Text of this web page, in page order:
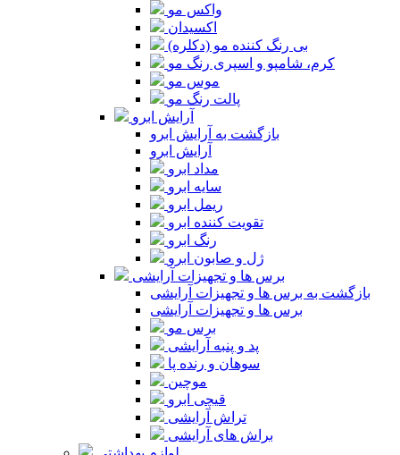
واکس مو
اکسیدان
بی رنگ کننده مو (دکلره)
کرم، شامپو و اسپری رنگ مو
موس مو
پالت رنگ مو
آرایش ابرو
بازگشت به آرایش ابرو
آرایش ابرو
مداد ابرو
سایه ابرو
ریمل ابرو
تقویت کننده ابرو
رنگ ابرو
ژل و صابون ابرو
برس ها و تجهیزات آرایشی
بازگشت به برس ها و تجهیزات آرایشی
برس ها و تجهیزات آرایشی
برس مو
پد و پنبه آرایشی
سوهان و رنده پا
موچین
قیچی ابرو
تراش آرایشی
براش های آرایشی